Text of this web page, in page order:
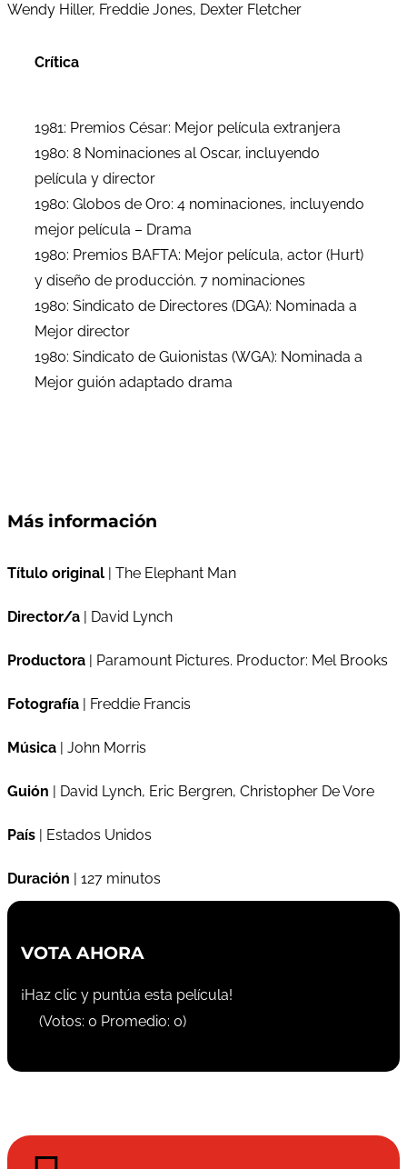
Wendy Hiller, Freddie Jones, Dexter Fletcher
Crítica
1981: Premios César: Mejor película extranjera
1980: 8 Nominaciones al Oscar, incluyendo
película y director
1980: Globos de Oro: 4 nominaciones, incluyendo
mejor película – Drama
1980: Premios BAFTA: Mejor película, actor (Hurt)
y diseño de producción. 7 nominaciones
1980: Sindicato de Directores (DGA): Nominada a
Mejor director
1980: Sindicato de Guionistas (WGA): Nominada a
Mejor guión adaptado drama
Más información
Título original | The Elephant Man
Director/a | David Lynch
Productora | Paramount Pictures. Productor: Mel Brooks
Fotografía | Freddie Francis
Música | John Morris
Guión | David Lynch, Eric Bergren, Christopher De Vore
País | Estados Unidos
Duración | 127 minutos
VOTA AHORA
¡Haz clic y puntúa esta película!
(Votos: 0 Promedio: 0)